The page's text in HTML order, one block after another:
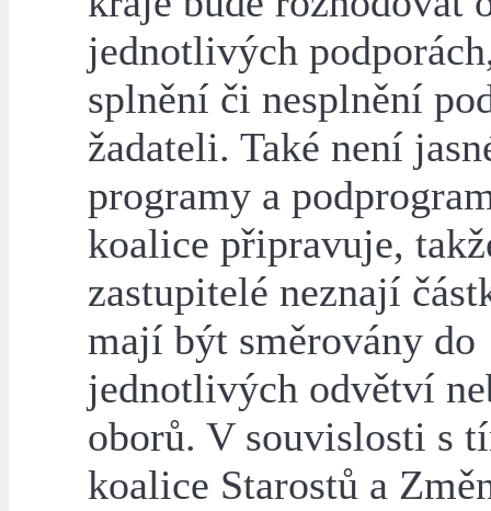
jednotlivých
splnění či nesplnění
žadateli. Také není
programy a
koalice připravuje,
zastupitelé neznají
mají být směrovány do
jednotlivých odvětví
oborů. V souvislosti s
koalice Starostů a